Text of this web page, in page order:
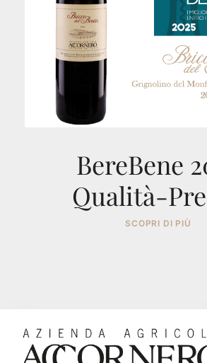
BereBene
Qualità-
SCOPRI DI PIÙ